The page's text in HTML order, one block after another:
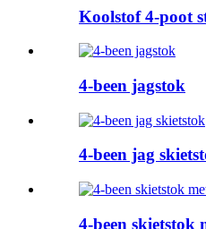
Koolstof 4-poot
4-been jagstok
4-been jag
4-been skietstok